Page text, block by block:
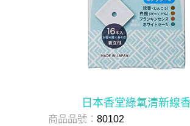
日本香堂綠氧清新線香
商品品號： 80102